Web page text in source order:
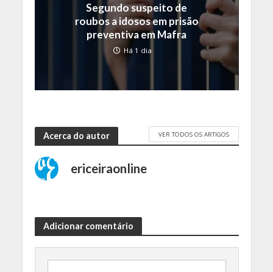
Segundo suspeito de
roubos a idosos em prisão
preventiva em Mafra
Há 1 dia
Acerca do autor VER TODOS OS ARTIGOS
ericeiraonline
Adicionar comentário